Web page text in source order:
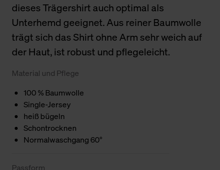
dieses Trägershirt auch optimal als
Unterhemd geeignet. Aus reiner Baumwolle
trägt sich das Shirt ohne Arm sehr weich auf
der Haut, ist robust und pflegeleicht.
Material und Pflege
100 % Baumwolle
Single-Jersey
heiß bügeln
Schontrocknen
Normalwaschgang 60°
Passform